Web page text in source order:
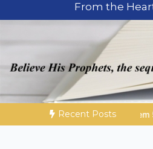
From the
Biblical insights for
Recent Posts
– God Prepares His Servants